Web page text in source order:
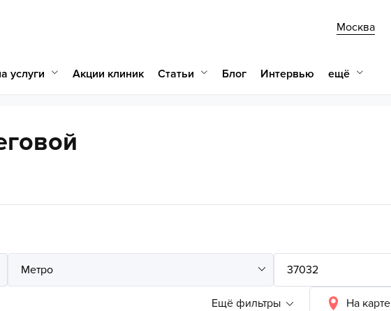
Москва
услуги Акции клиник Статьи Блог Интервью ещё
Ещё фильтры На карте